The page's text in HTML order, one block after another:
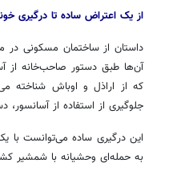
از یک اعتراض ساده تا درگیری
داستان از ساختمان مسکونی در
آن‌ها طبق دستور صاحب‌خانه از
که از اراذل و اوباش شناخته
جلوگیری از استفاده از
این درگیری ساده می‌توانست با
به حمله‌ای وحشیانه با شمشیر